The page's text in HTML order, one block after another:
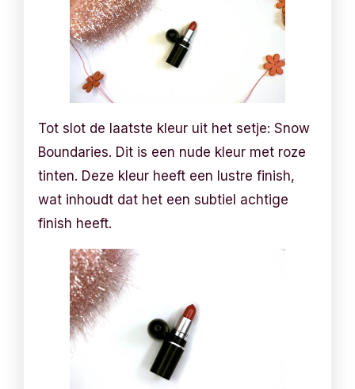
Tot slot de laatste kleur uit het setje: Snow
Boundaries. Dit is een nude kleur met roze
tinten. Deze kleur heeft een lustre finish,
wat inhoudt dat het een subtiel achtige
finish heeft.